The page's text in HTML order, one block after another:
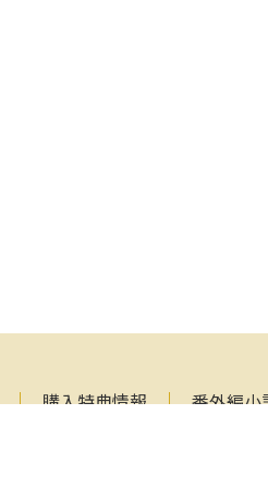
購入特典情報 番外編小